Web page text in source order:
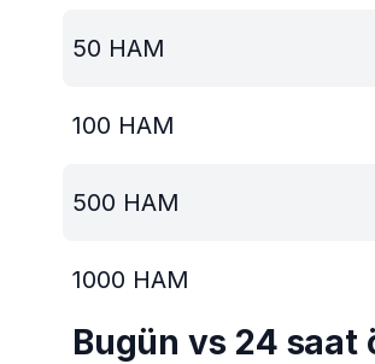
50 HAM
100 HAM
500 HAM
1000 HAM
Bugün vs 24 saat